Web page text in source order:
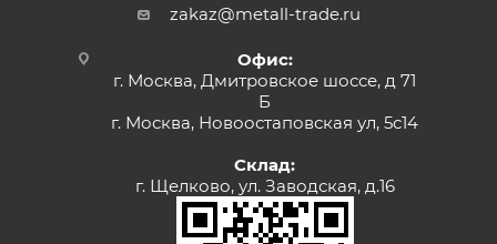
zakaz@metall-trade.ru
Офис:
г. Москва, Дмитровское шоссе, д 71
Б
г. Москва, Новоостаповская ул, 5с14
Склад:
г. Щелково, ул. Заводская, д.16